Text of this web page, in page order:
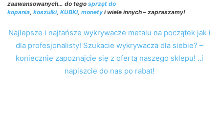
zaawansowanych… do tego sprzęt do
kopania, koszulki, KUBKI, monety i wiele innych – zapraszamy!
Najlepsze i najtańsze wykrywacze metalu na początek jak i
dla profesjonalisty! Szukacie wykrywacza dla siebie? –
koniecznie zapoznajcie się z ofertą naszego sklepu! ..i
napiszcie do nas po rabat!